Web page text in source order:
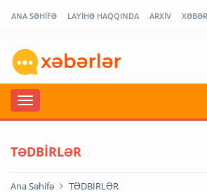
ANA SƏHİFƏ LAYİHƏ HAQQINDA ARXİV
TƏDBİRLƏR
Ana Səhifə TƏDBİRLƏR